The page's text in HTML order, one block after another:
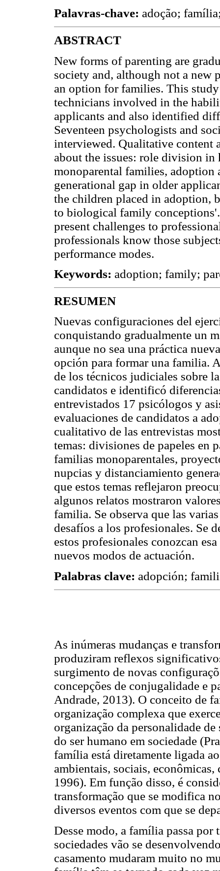
Palavras-chave: adoção;
ABSTRACT
New forms of parenting are
society and, although not a new
an option for families. This
technicians involved in the
applicants and also identified
Seventeen psychologists and
interviewed. Qualitative content
about the issues: role division
monoparental families, adoption
generational gap in older
the children placed in adoption,
to biological family
present challenges to
professionals know those
performance modes.
Keywords: adoption; family;
RESUMEN
Nuevas configuraciones del
conquistando gradualmente un
aunque no sea una práctica
opción para formar una familia.
de los técnicos judiciales sobre
candidatos e identificó
entrevistados 17 psicólogos y
evaluaciones de candidatos a
cualitativo de las entrevistas
temas: divisiones de papeles en
familias monoparentales,
nupcias y distanciamiento
que estos temas reflejaron
algunos relatos mostraron
familia. Se observa que las
desafíos a los profesionales. Se
estos profesionales conozcan
nuevos modos de actuación.
Palabras clave: adopción;
As inúmeras mudanças e
produziram reflexos
surgimento de novas
concepções de conjugalidade e
Andrade, 2013). O conceito de
organização complexa que
organização da personalidade
do ser humano em sociedade
família está diretamente ligada
ambientais, sociais,
1996). Em função disso, é
transformação que se modifica
diversos eventos com que se
Desse modo, a família passa por
sociedades vão se
casamento mudaram muito no